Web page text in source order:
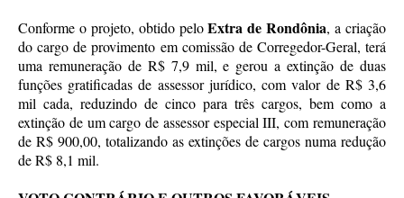
Conforme o projeto, obtido peloExtra de Rondônia, a criação
do cargo de provimento em comissão de Corregedor-Geral, terá
uma remuneração de R$ 7,9 mil, e gerou a extinção de duas
funções gratificadas de assessor jurídico, com valor de R$ 3,6
mil cada, reduzindo de cinco para três cargos, bem como a
extinção de um cargo de assessor especial III, com remuneração
de R$ 900,00, totalizando as extinções de cargos numa redução
de R$ 8,1 mil.